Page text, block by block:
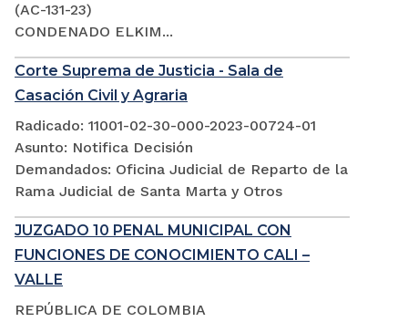
(AC-131-23)
CONDENADO ELKIM...
Corte Suprema de Justicia - Sala de
Casación Civil y Agraria
Radicado: 11001-02-30-000-2023-00724-01
Asunto: Notifica Decisión
Demandados: Oficina Judicial de Reparto de la
Rama Judicial de Santa Marta y Otros
JUZGADO 10 PENAL MUNICIPAL CON
FUNCIONES DE CONOCIMIENTO CALI –
VALLE
REPÚBLICA DE COLOMBIA